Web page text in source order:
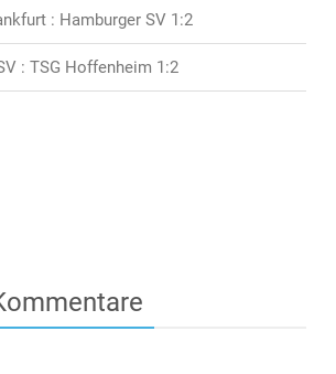
: Hamburger SV 1:2
: TSG Hoffenheim 1:2